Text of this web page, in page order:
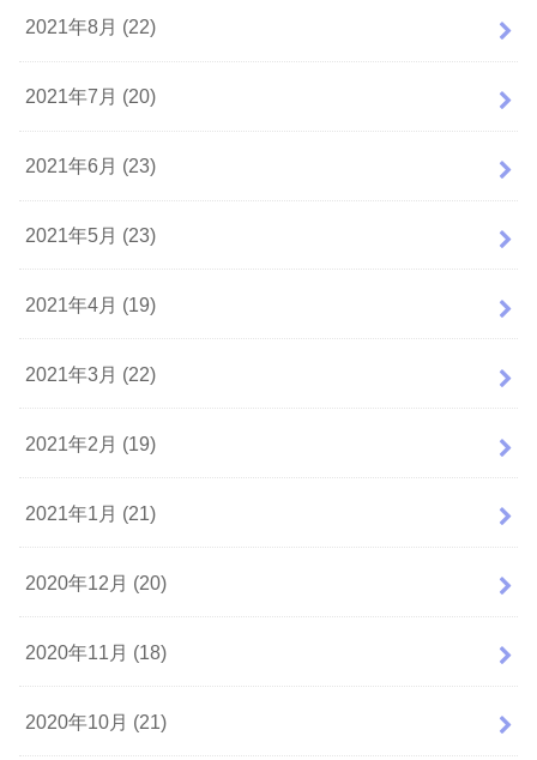
2021年8月 (22)
2021年7月 (20)
2021年6月 (23)
2021年5月 (23)
2021年4月 (19)
2021年3月 (22)
2021年2月 (19)
2021年1月 (21)
2020年12月 (20)
2020年11月 (18)
2020年10月 (21)